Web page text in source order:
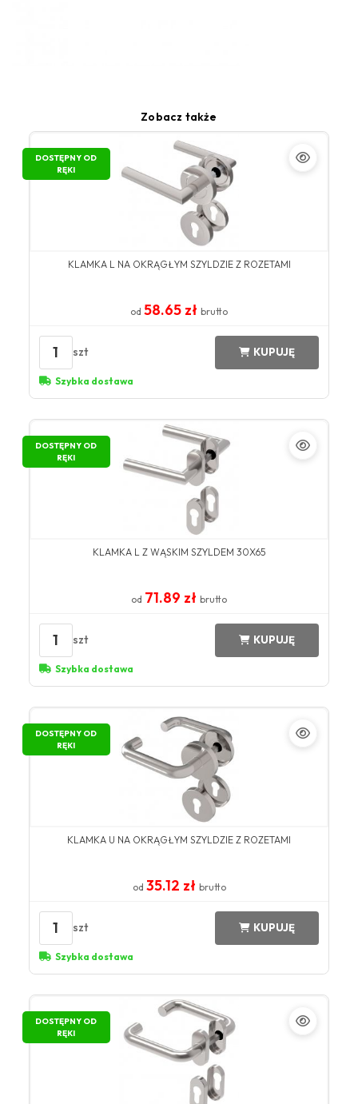
Zobacz także
DOSTĘPNY OD
RĘKI
KLAMKA L NA OKRĄGŁYM SZYLDZIE Z ROZETAMI
od 58.65 zł brutto
1 szt KUPUJĘ
Szybka dostawa
DOSTĘPNY OD
RĘKI
KLAMKA L Z WĄSKIM SZYLDEM 30X65
od 71.89 zł brutto
1 szt KUPUJĘ
Szybka dostawa
DOSTĘPNY OD
RĘKI
KLAMKA U NA OKRĄGŁYM SZYLDZIE Z ROZETAMI
od 35.12 zł brutto
1 szt KUPUJĘ
Szybka dostawa
DOSTĘPNY OD
RĘKI